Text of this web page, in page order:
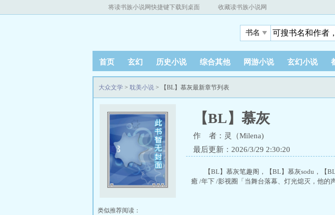
将读书族小说网快捷键下载到桌面 收藏读书族小说网
书名
首页 玄幻 历史小说 综合其他 网游小说 玄幻小说
大众文学 > 耽美小说 > 【BL】慕灰最新章节列表
【BL】慕灰
作 者：灵（Milena)
最后更新：2026/3/29 2:30:20
【BL】慕灰笔趣阁，【BL】慕灰sodu，【
癒 /年下 /影视圈「当舞台落幕、灯光熄灭，他的
类似推荐阅读：